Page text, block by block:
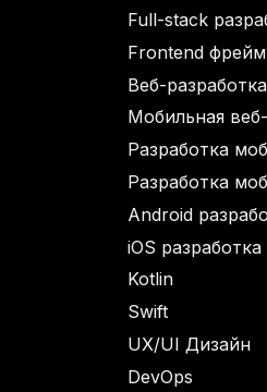
Full-stack
Frontend
Веб-разработка
Мобильная
Разработка
Разработка
Android
iOS разработка
Kotlin
Swift
UX/UI Дизайн
DevOps